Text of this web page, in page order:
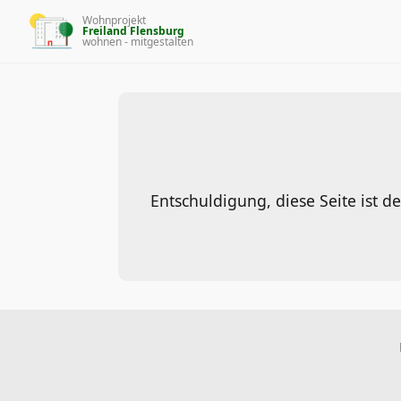
Wohnprojekt
Freiland Flensburg
wohnen - mitgestalten
Entschuldigung, diese Seite ist